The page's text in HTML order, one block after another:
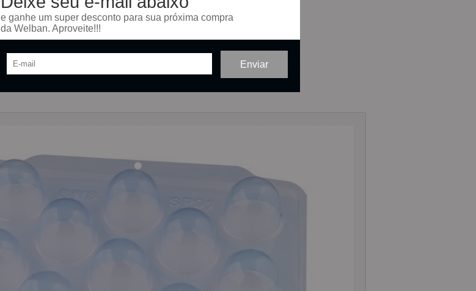
e ganhe um super desconto para sua próxima compra
da Welban. Aproveite!!!